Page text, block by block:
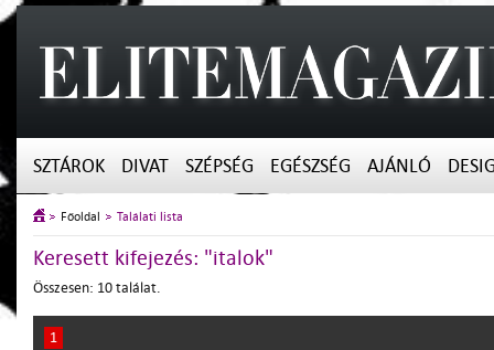
SZTÁROK DIVAT SZÉPSÉG EGÉSZSÉG AJÁNLÓ
Főoldal Találati lista
Keresett kifejezés: "italok"
Összesen: 10 találat.
1